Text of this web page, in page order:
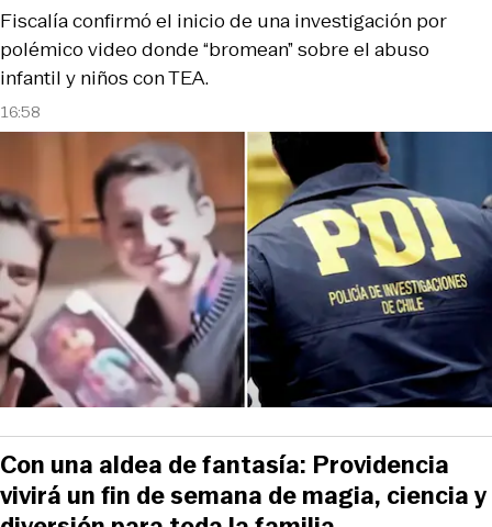
16:58
Fiscalía confirmó el inicio de una investigación por
polémico video donde “bromean” sobre el abuso
infantil y niños con TEA.
Con una aldea de fantasía: Providencia
vivirá un fin de semana de magia, ciencia y